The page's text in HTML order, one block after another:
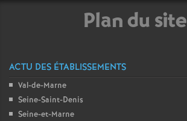
Plan du site
ACTU DES ÉTABLISSEMENTS
Val-de-Marne
Seine-Saint-Denis
Seine-et-Marne